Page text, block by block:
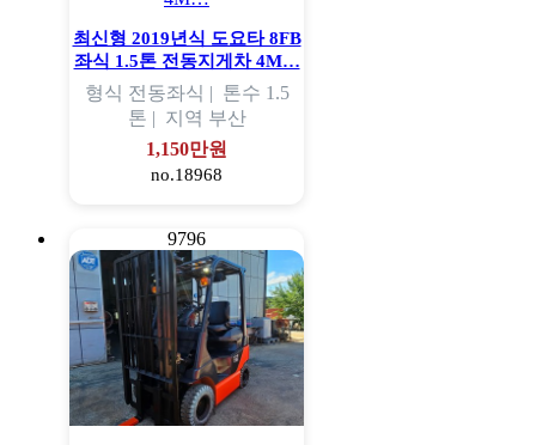
최신형 2019년식 도요타 8FB
좌식 1.5톤 전동지게차 4M…
형식 전동좌식 | 톤수 1.5
톤 | 지역 부산
1,150만원
no.18968
9796